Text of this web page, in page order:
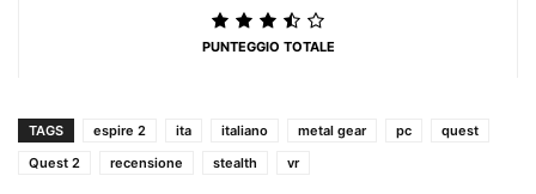
PUNTEGGIO TOTALE
TAGS espire 2 ita italiano metal gear pc
quest
Quest 2
recensione stealth vr